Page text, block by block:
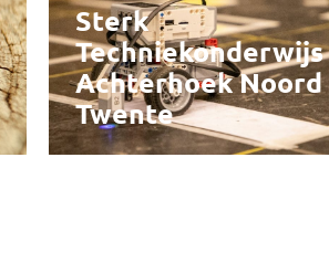
Sterk
Techniekonderwijs
Achterhoek Noord
Twente